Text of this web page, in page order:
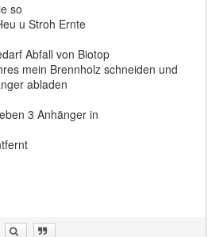
so
u Stroh Ernte
Abfall von Biotop
mein Brennholz schneiden und
abladen
3 Anhänger in